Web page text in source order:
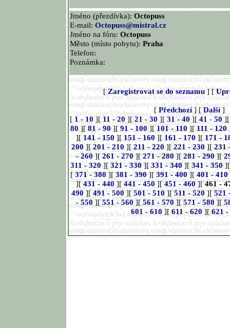
Jméno (přezdívka): Octopuss
E-mail: Octopuss@mistral.cz
Jméno na fóru: Octopuss
Město (místo pobytu): Praha
Telefon:
Poznámka:
[Zaregistrovat se do seznamu] [
[Předchozí] [ Další]
[ 1 - 10][11 - 20 ][21 - 30 ][31 - 40][41 - 50
80][81 - 90][91 - 100][101 - 110][111 - 120
][141 - 150][151 - 160][161 - 170][171 -
200][201 - 210][211 - 220][221 - 230][231
- 260][261 - 270][271 - 280][281 - 290][
311 - 320][321 - 330][331 - 340][341 - 350
[371 - 380][381 - 390][391 - 400][401 - 410
][431 - 440][441 - 450][451 - 460][461 -
490][491 - 500][501 - 510][511 - 520][521
- 550][551 - 560][561 - 570][571 - 580][
601 - 610 ][611 - 620][621